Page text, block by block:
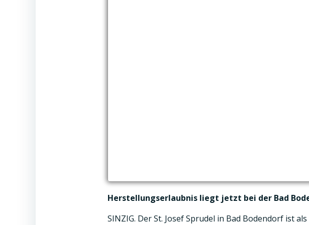
Herstellungserlaubnis liegt jetzt bei der Bad
SINZIG. Der St. Josef Sprudel in Bad Bodendorf ist